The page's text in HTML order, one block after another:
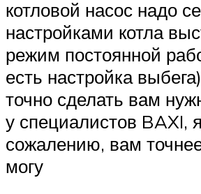
котловой насос надо
настройками котла
режим постоянной
есть настройка
точно сделать вам
у специалистов BAXI,
сожалению, вам
могу